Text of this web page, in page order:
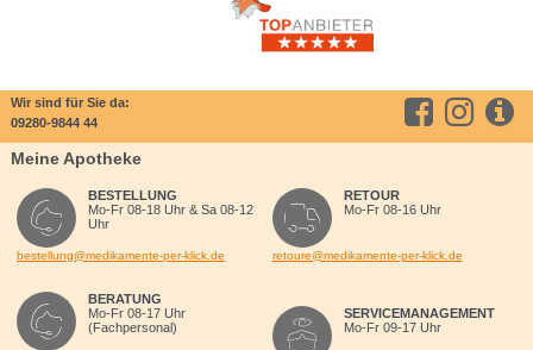
Wir sind für Sie da:
09280-9844 44
Meine Apotheke
BESTELLUNG
Mo-Fr 08-18 Uhr & Sa 08-12
Uhr
bestellung@medikamente-per-klick.de
BERATUNG
Mo-Fr 08-17 Uhr
(Fachpersonal)
RETOUR
Mo-Fr 08-16 Uhr
retoure@medikamente-per-klick.de
SERVICEMANAGEMENT
Mo-Fr 09-17 Uhr